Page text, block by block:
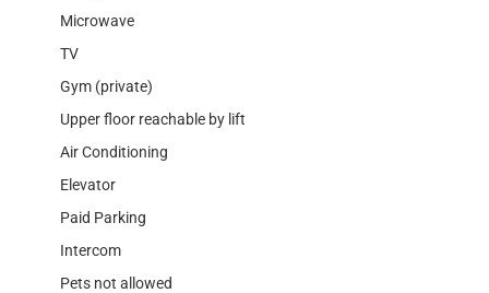
Microwave
TV
Gym (private)
Upper floor reachable by lift
Air Conditioning
Elevator
Paid Parking
Intercom
Pets not allowed